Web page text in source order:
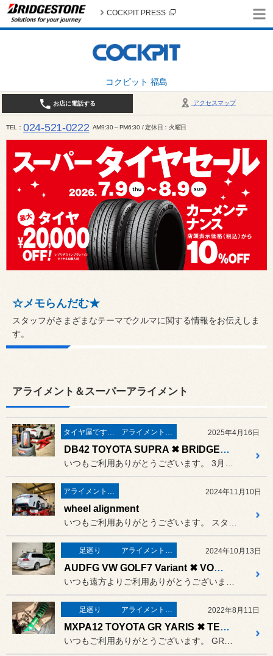
コクピット 福島
COCKPIT PRESS
アクセスマップ
お店に電話する
TEL 024-521-0222 AM9:30～PM6:30 / 定休日：火曜日
☆メモらんだむ★
スタッフがさまざまなテーマでクルマに関する情報をお伝えしま
す。
アライメント＆スーパーアライメント
タイヤ屋です。「本業」のタイヤ アライメント＆スーパーアライメント 2025年4月16日
DB42 TOYOTA SUPRA ✖ BRIDGESTONE POTENZA RE-71RS
アライメント＆スーパーアライメント 2024年11月10日
wheel alignment
足廻り アライメント＆スーパーアライメント 2024年10月13日
AUDFG VW GOLF7 Variant ✖ VOGTLAND Sport Spring Kit ✖ TEIN EnduraPro PLUS with EDFC5
足廻り アライメント＆スーパーアライメント 2022年8月11日
MXPA12 TOYOTA GR YARIS ✖ TEIN FLEX Z ✖ EDFC ACTIVE PRO